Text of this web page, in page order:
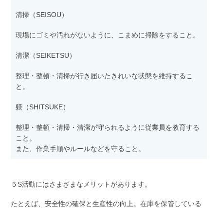
清掃（SEISOU）
現場にゴミや汚れがないように、こまめに掃除をすること。
清潔（SEIKETSU）
整理・整頓・清掃が行き届いたきれいな状態を維持するこ
と。
躾（SHITSUKE）
整理・整頓・清掃・清潔が守られるように従業員を教育する
こと。
また、作業手順やルールなどを守ること。
５S活動にはさまざまなメリットがあります。
たとえば、安全性の確保と生産性の向上。在庫を保管している